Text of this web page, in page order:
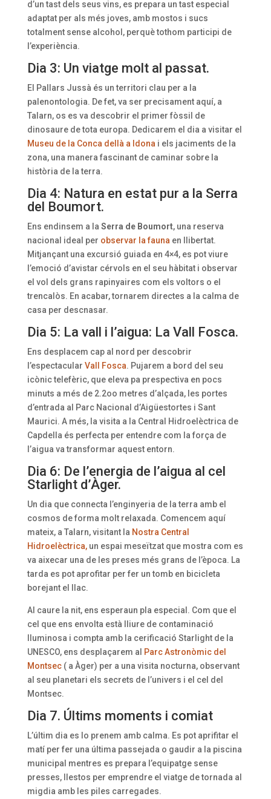
d’un tast dels seus vins, es prepara un tast especial
adaptat per als més joves, amb mostos i sucs
totalment sense alcohol, perquè tothom participi de
l’experiència.
Dia 3: Un viatge molt al passat.
El Pallars Jussà és un territori clau per a la
palenontologia. De fet, va ser precisament aquí, a
Talarn, os es va descobrir el primer fòssil de
dinosaure de tota europa. Dedicarem el dia a visitar el
Museu de la Conca dellà a Idona i els jaciments de la
zona, una manera fascinant de caminar sobre la
història de la terra.
Dia 4: Natura en estat pur a la Serra
del Boumort.
Ens endinsem a la Serra de Boumort, una reserva
nacional ideal per observar la fauna en llibertat.
Mitjançant una excursió guiada en 4×4, es pot viure
l’emoció d’avistar cérvols en el seu hàbitat i observar
el vol dels grans rapinyaires com els voltors o el
trencalòs. En acabar, tornarem directes a la calma de
casa per descnasar.
Dia 5: La vall i l’aigua: La Vall Fosca.
Ens desplacem cap al nord per descobrir
l’espectacular Vall Fosca. Pujarem a bord del seu
icònic telefèric, que eleva pa prespectiva en pocs
minuts a més de 2.2oo metres d’alçada, les portes
d’entrada al Parc Nacional d’Aigüestortes i Sant
Maurici. A més, la visita a la Central Hidroelèctrica de
Capdella és perfecta per entendre com la força de
l’aigua va transformar aquest entorn.
Dia 6: De l’energia de l’aigua al cel
Starlight d’Àger.
Un dia que connecta l’enginyeria de la terra amb el
cosmos de forma molt relaxada. Comencem aquí
mateix, a Talarn, visitant la Nostra Central
Hidroelèctrica,un espai meseïtzat que mostra com es
va aixecar una de les preses més grans de l’època. La
tarda es pot aprofitar per fer un tomb en bicicleta
borejant el llac.
Al caure la nit, ens esperaun pla especial. Com que el
cel que ens envolta està lliure de contaminació
lluminosa i compta amb la cerificació Starlight de la
UNESCO, ens desplaçarem al
Parc Astronòmic del
Montsec( a Àger) per a una visita nocturna, observant
al seu planetari els secrets de l’univers i el cel del
Montsec.
Dia 7. Últims moments i comiat
L’últim dia es lo prenem amb calma. Es pot aprifitar el
matí per fer una última passejada o gaudir a la piscina
municipal mentres es prepara l’equipatge sense
presses, llestos per emprendre el viatge de tornada al
migdia amb les piles carregades.